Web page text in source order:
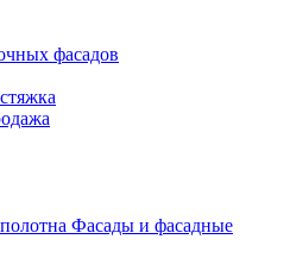
фасадов
Фасады и фасадные